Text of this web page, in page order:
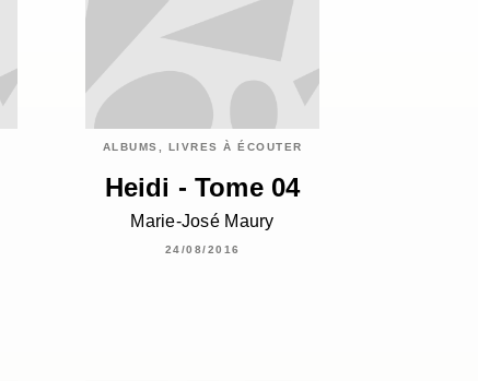
ALBUMS, LIVRES À ÉCOUTER
Heidi - Tome 04
Marie-José Maury
24/08/2016